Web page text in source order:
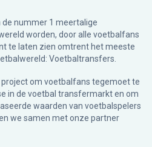
de nummer 1 meertalige
worden, door alle voetbalfans
te laten zien omtrent het meeste
Voetbaltransfers.
project om voetbalfans tegemoet te
in de voetbal transfermarkt en om
waarden van voetbalspelers
we samen met onze partner